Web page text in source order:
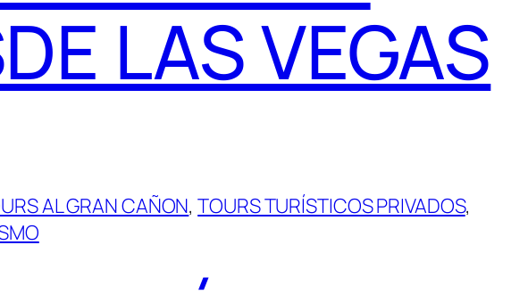
LAS VEGAS
AL GRAN CAÑON, TOURS TURÍSTICOS PRIVADOS